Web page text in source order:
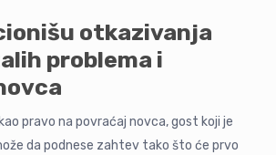
otkazivanja
problema i
pravo na povraćaj novca, gost koji je
da podnese zahtev tako što će prvo